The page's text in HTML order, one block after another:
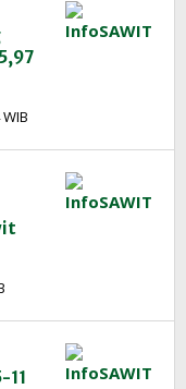
InfoSAWIT
InfoSAWIT
11